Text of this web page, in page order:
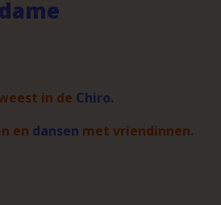
in de Chiro.
en dansen met vriendinnen.